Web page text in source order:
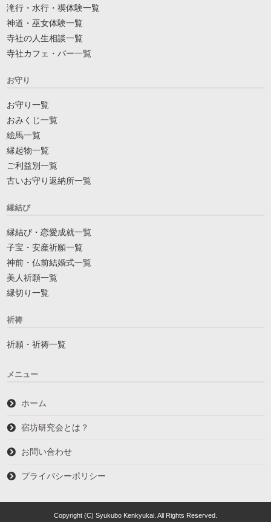
滝行・水行・禊体験一覧
神道・巫女体験一覧
寺社の人生相談一覧
寺社カフェ・バー一覧
お守り
お守り一覧
おみくじ一覧
絵馬一覧
縁起物一覧
ご利益別一覧
古いお守り返納所一覧
縁結び
縁結び・恋愛成就一覧
子宝・安産祈願一覧
神前・仏前結婚式一覧
美人祈願一覧
縁切り一覧
祈祷
祈願・祈祷一覧
メニュー
ホーム
宿坊研究会とは？
お問い合わせ
プライバシーポリシー
Copyright (C) Syukubo Kenkyukai. All Rights Reserved.